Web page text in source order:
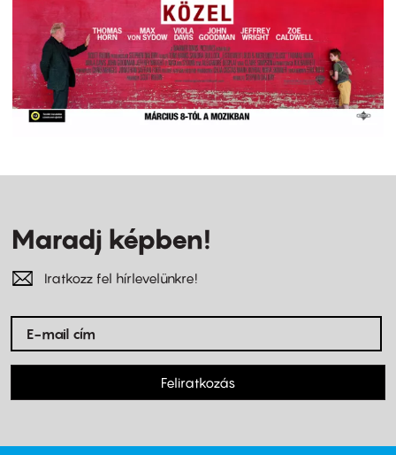
Maradj képben!
Iratkozz fel hírlevelünkre!
Feliratkozás